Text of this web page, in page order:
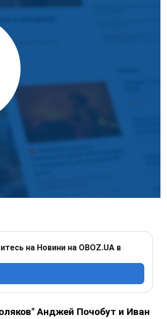
на Новини на OBOZ.UA в
Анджей Почобут и Иван